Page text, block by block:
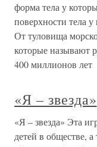
форма тела у
поверхности тела
От туловища
которые называют
400 миллионов лет
«Я – звезда»
«Я – звезда» Эта
детей в обществе,